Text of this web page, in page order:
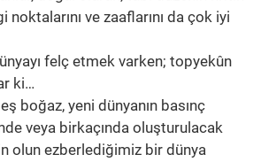
noktalarını ve zaaflarını da çok iyi
felç etmek varken; topyekûn
ki…
boğaz, yeni dünyanın basınç
veya birkaçında oluşturulacak
olun ezberlediğimiz bir dünya